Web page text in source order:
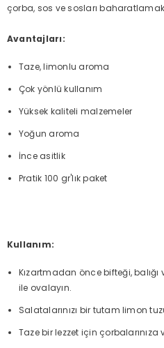
çorba, sos ve sosları
Avantajları:
Taze, limonlu aroma
Çok yönlü kullanım
Yüksek kaliteli malzemeler
Yoğun aroma
İnce asitlik
Pratik 100 gr'lık paket
Kullanım:
Kızartmadan önce bifteği,
ile ovalayın.
Salatalarınızı bir tutam limon
Taze bir lezzet için çorbalarınıza